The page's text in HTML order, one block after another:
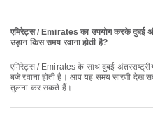
एमिरेट्स / Emirates का उपयोग करके दुबई
उड़ान किस समय रवाना होती है?
एमिरेट्स / Emirates के साथ दुबई अंतरराष्ट्रीय हवाई अड्डा के लिए सबसे पहली उड़ान 00:05
बजे रवाना होती है। आप यह समय सारणी
तुलना कर सकते हैं।